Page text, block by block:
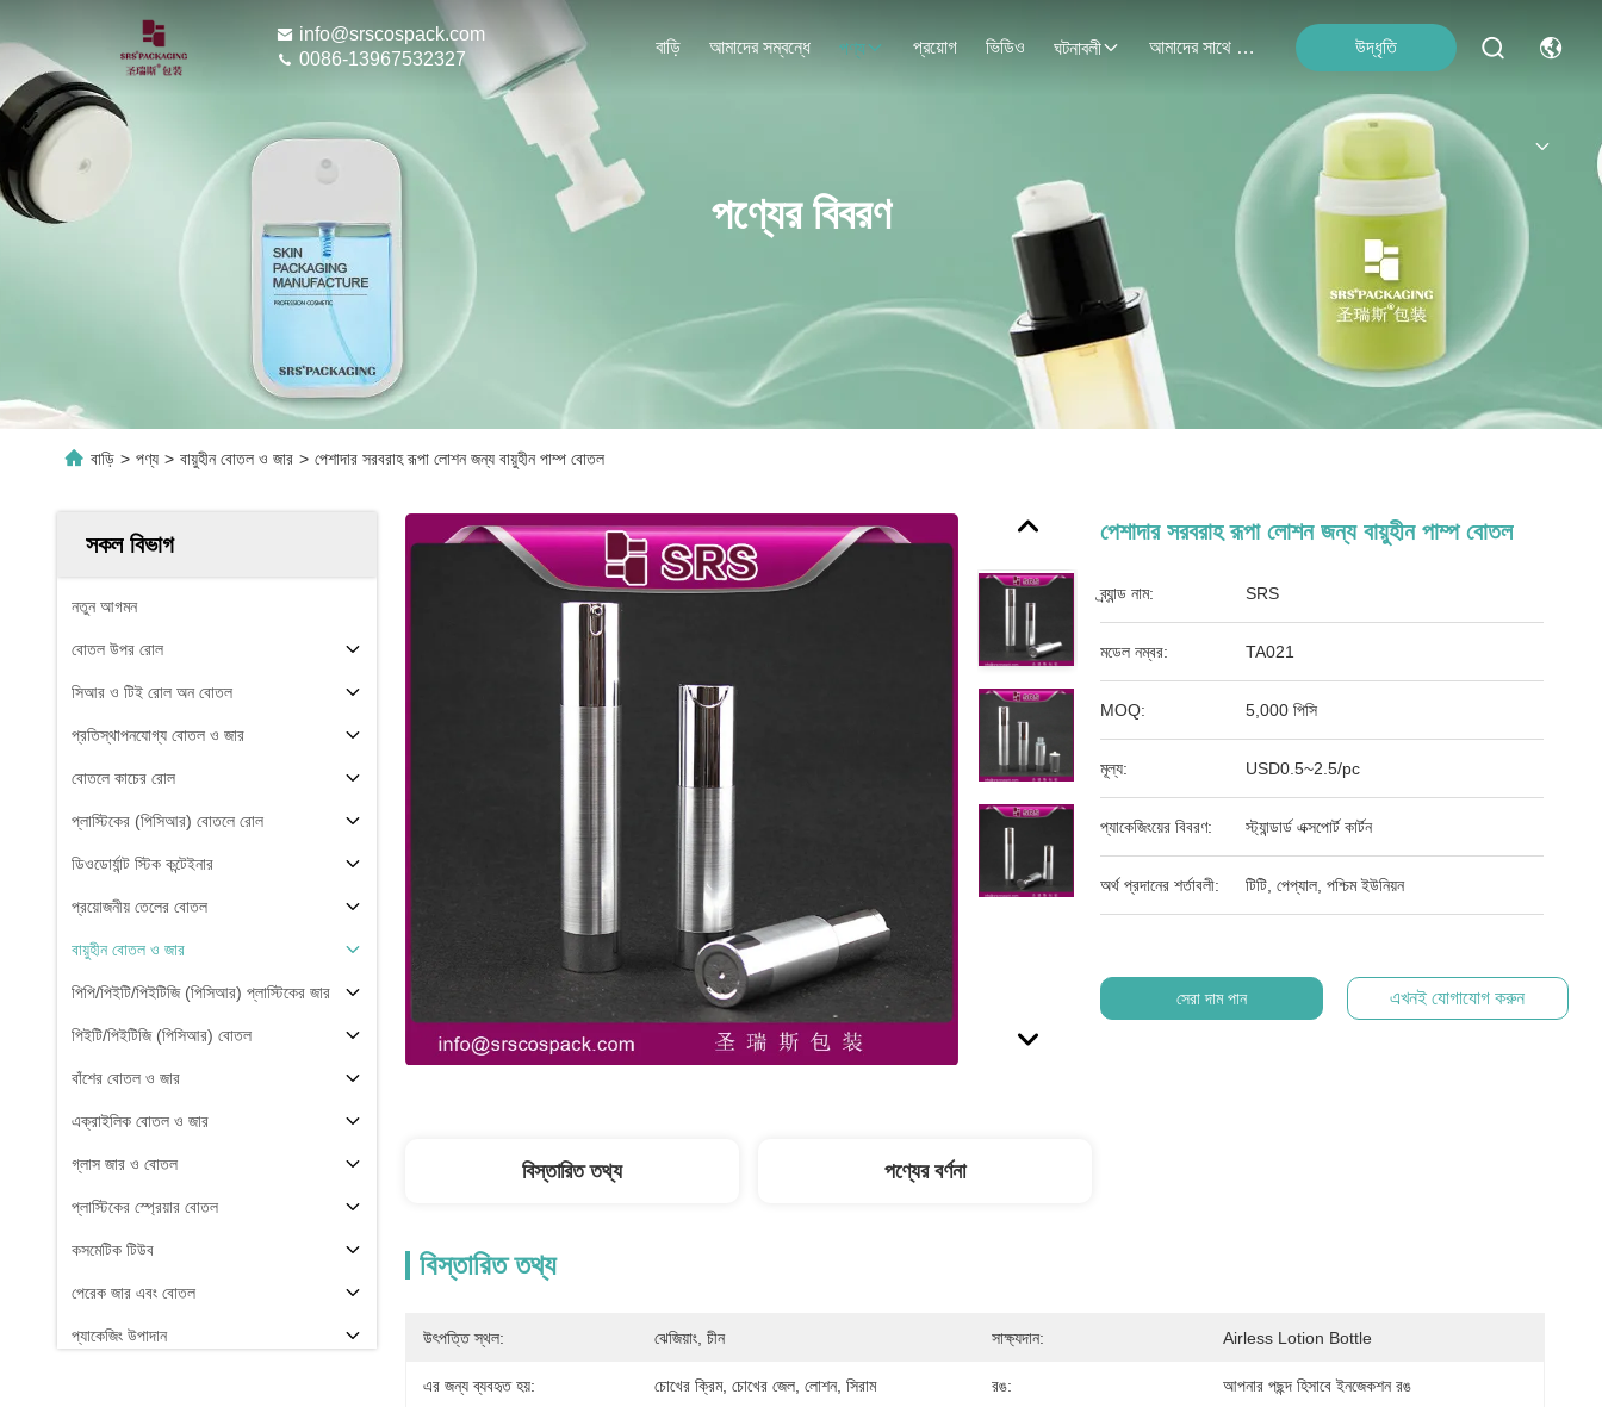
info@srscospack.com
0086-13967532327
বাড়ি আমাদের সম্বন্ধে পণ্য প্রয়োগ ভিডিও ঘটনাবলী আমাদের সাথে যোগাযোগ উদ্ধৃতি
পণ্যের বিবরণ
বাড়ি > পণ্য > বায়ুহীন বোতল ও জার > পেশাদার সরবরাহ রূপা লোশন জন্য বায়ুহীন পাম্প বোতল
সকল বিভাগ
নতুন আগমন
বোতল উপর রোল
সিআর ও টিই রোল অন বোতল
প্রতিস্থাপনযোগ্য বোতল ও জার
বোতলে কাচের রোল
প্লাস্টিকের (পিসিআর) বোতলে রোল
ডিওডোর্যান্ট স্টিক কন্টেইনার
প্রয়োজনীয় তেলের বোতল
বায়ুহীন বোতল ও জার
পিপি/পিইটি/পিইটিজি (পিসিআর) প্লাস্টিকের জার
পিইটি/পিইটিজি (পিসিআর) বোতল
বাঁশের বোতল ও জার
এক্রাইলিক বোতল ও জার
গ্লাস জার ও বোতল
প্লাস্টিকের স্প্রেয়ার বোতল
কসমেটিক টিউব
পেরেক জার এবং বোতল
প্যাকেজিং উপাদান
পেশাদার সরবরাহ রূপা লোশন জন্য বায়ুহীন পাম্প বোতল
ব্র্যান্ড নাম: SRS
মডেল নম্বর: TA021
MOQ: 5,000 পিসি
মূল্য: USD0.5~2.5/pc
প্যাকেজিংয়ের বিবরণ: স্ট্যান্ডার্ড এক্সপোর্ট কার্টন
অর্থ প্রদানের শর্তাবলী: টিটি, পেপ্যাল, পশ্চিম ইউনিয়ন
সেরা দাম পান এখনই যোগাযোগ করুন
বিস্তারিত তথ্য পণ্যের বর্ণনা
বিস্তারিত তথ্য
উৎপত্তি স্থল: ঝেজিয়াং, চীন সাক্ষ্যদান: Airless Lotion Bottle
এর জন্য ব্যবহৃত হয়: চোখের ক্রিম, চোখের জেল, লোশন, সিরাম রঙ: আপনার পছন্দ হিসাবে ইনজেকশন রঙ